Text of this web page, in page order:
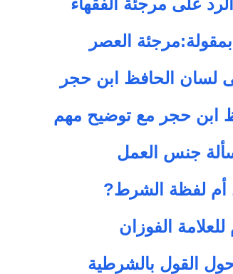
الحافظ ابن حجر
ابن حجر مع توضيح مهم
جنس العمل
أم لفظة الشرط?
الفوزان
القول بالشرطية